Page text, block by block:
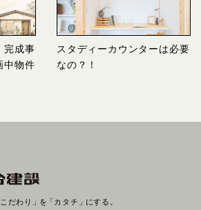
完成事
中物件
スタディーカウンターは必要
なの？！
こだわり」を「カタチ」にする。